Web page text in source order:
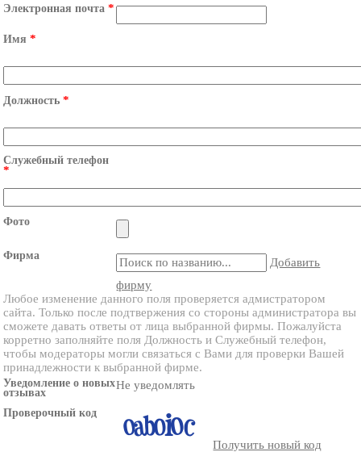
Электронная почта*
Имя*
Должность*
Служебный телефон
*
Фото
Фирма
Добавить
фирму
Любое изменение данного поля проверяется адмистратором
сайта. Только после подтвержения со стороны администратора вы
сможете давать ответы от лица выбранной фирмы. Пожалуйста
корретно заполняйте поля Должность и Служебный телефон,
чтобы модераторы могли связаться с Вами для проверки Вашей
принадлежности к выбранной фирме.
Уведомление о новых
отзывах
Не уведомлять
Проверочный код
Получить новый код